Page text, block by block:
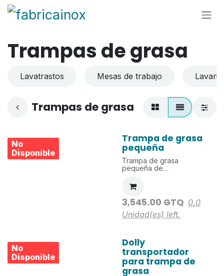
Ir al contenido
Trampas de grasa
Lavatrastos Mesas de trabajo
Trampas de grasa
No
Disponible
Trampa de grasa
pequeña
Trampa de grasa
pequeña de
Fabricada en SS304 de
1.5mm de grosor. Incluye
cuatro esclusas para
retener grasa y bandeja
agujereada para
retención de sólidos.
de altura con tornillo
nivelador. Capacidad 37
litros. No incluye
instalación ni trabajos de
plomería.
3,545.00 GTQ 0.0
Unidad(es) left.
No
Disponible
Dolly
transportador
para trampa de
grasa